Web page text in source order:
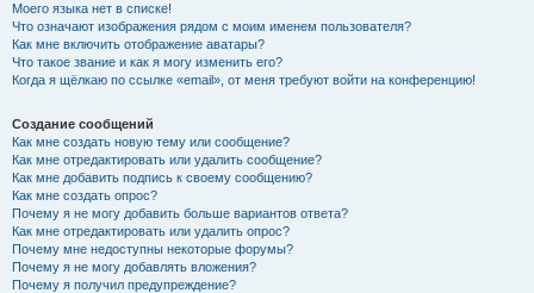
Моего языка нет в списке!
Что означают изображения рядом с моим именем пользователя?
Как мне включить отображение аватары?
Что такое звание и как я могу изменить его?
Когда я щёлкаю по ссылке «email», от меня требуют войти на конференцию!
Создание сообщений
Как мне создать новую тему или сообщение?
Как мне отредактировать или удалить сообщение?
Как мне добавить подпись к своему сообщению?
Как мне создать опрос?
Почему я не могу добавить больше вариантов ответа?
Как мне отредактировать или удалить опрос?
Почему мне недоступны некоторые форумы?
Почему я не могу добавлять вложения?
Почему я получил предупреждение?